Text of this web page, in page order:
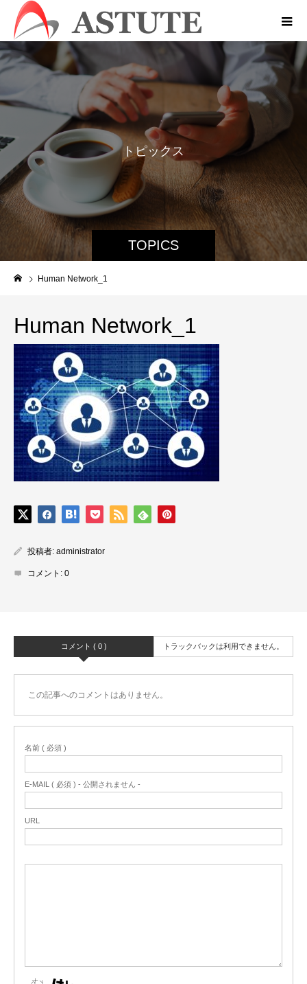
TOPICS
トピックス
Human Network_1
Human Network_1
投稿者: administrator
コメント: 0
コメント ( 0 ) トラックバックは利用できません。
この記事へのコメントはありません。
名前 ( 必須 )
E-MAIL ( 必須 ) - 公開されません -
URL